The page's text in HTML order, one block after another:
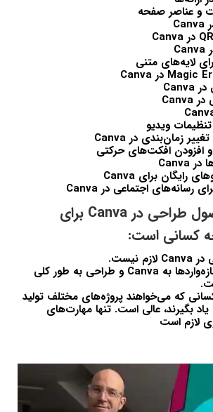
و عناصر صفحه
Canva
Canva
Canva
لایه‌های متنی
Magic در Canva
در Canva
در Canva
تنظیمات ویدیو
زمان‌بندی در Canva
و افزودن افکت‌های حرکتی
در Canva
رایگان برای Canva
رسانه‌های اجتماعی در Canva
دوره آموزش اصول طراحی در Canva برای
کسانی است:
در Canva لازم نیست.
به Canva و طراحی به طور کلی
که می‌خواهند پروژه‌های مختلف تولید
بگیرند، عالی است. تنها مهارت‌های
لازم است